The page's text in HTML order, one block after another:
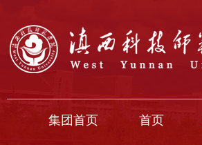
集团首页 首页